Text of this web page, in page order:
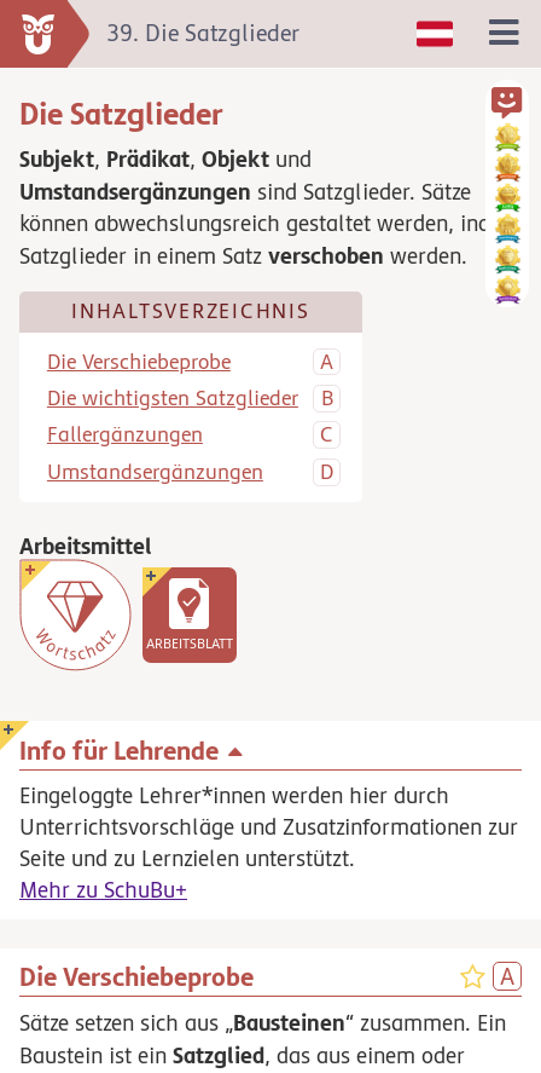
Die Satzglieder
Subjekt, Prädikat, Objekt und
Umstandsergänzungen sind Satzglieder. Sätze
können abwechslungsreich gestaltet werden, indem
Satzglieder in einem Satz verschoben werden.
INHALTSVERZEICHNIS
Die Verschiebeprobe
Die wichtigsten Satzglieder
Fallergänzungen
Umstandsergänzungen
Arbeitsmittel
ARBEITSBLATT
Info für Lehrende
Eingeloggte Lehrer*innen werden hier durch
Unterrichtsvorschläge und Zusatzinformationen zur
Seite und zu Lernzielen unterstützt.
Mehr zu SchuBu+
Die Verschiebeprobe
Sätze setzen sich aus „Bausteinen“ zusammen. Ein
Baustein ist ein Satzglied, das aus einem oder
39. Die Satzglieder